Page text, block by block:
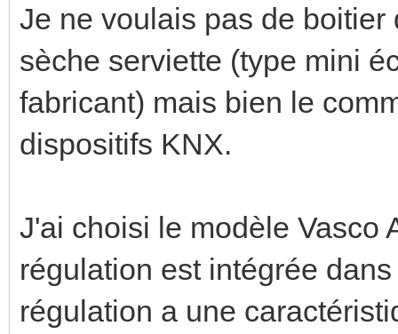
Je ne voulais pas de
sèche serviette (type mini
fabricant) mais bien le
dispositifs KNX.
J'ai choisi le modèle Vasco
régulation est intégrée
régulation a une